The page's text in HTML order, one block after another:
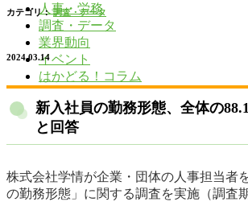
人事・労務
調査・データ
業界動向
イベント
はかどる！コラム
カテゴリ： 調査・データ
2024.03.14
新入社員の勤務形態、全体の
と回答
株式会社学情が企業・団体の人事担当者
の勤務形態」に関する調査を実施（調査